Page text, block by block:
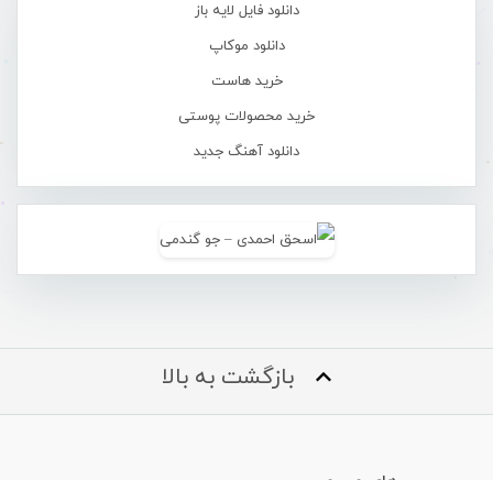
دانلود فایل لایه باز
دانلود موکاپ
خرید هاست
خرید محصولات پوستی
دانلود آهنگ جدید
بازگشت به بالا